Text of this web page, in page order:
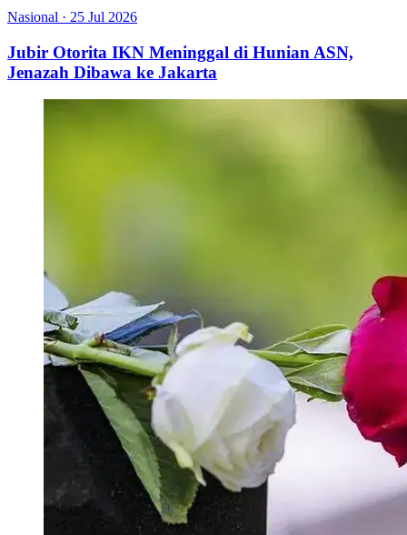
Nasional · 25 Jul 2026
Jubir Otorita IKN Meninggal di Hunian ASN,
Jenazah Dibawa ke Jakarta